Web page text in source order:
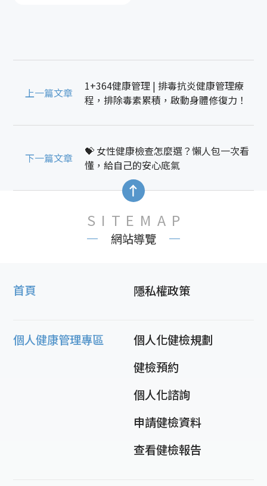
上一篇文章
1+364健康管理 | 排毒抗炎健康管理療
程，排除毒素累積，啟動身體修復力！
下一篇文章
💝 女性健康檢查怎麼選？懶人包一次看
懂，給自己的安心底氣
SITEMAP
網站導覽
首頁 隱私權政策
個人健康管理專區
個人化健檢規劃
健檢預約
個人化諮詢
申請健檢資料
查看健檢報告